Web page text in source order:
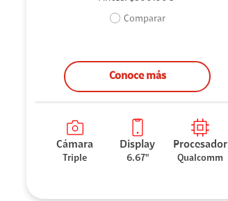
Comparar
Conoce más
Cámara
Triple
Display
6.67"
Procesador
Qualcomm